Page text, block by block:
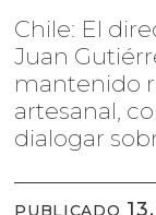
Chile: El
Juan
mantenido
artesanal,
dialogar
PUBLICADO